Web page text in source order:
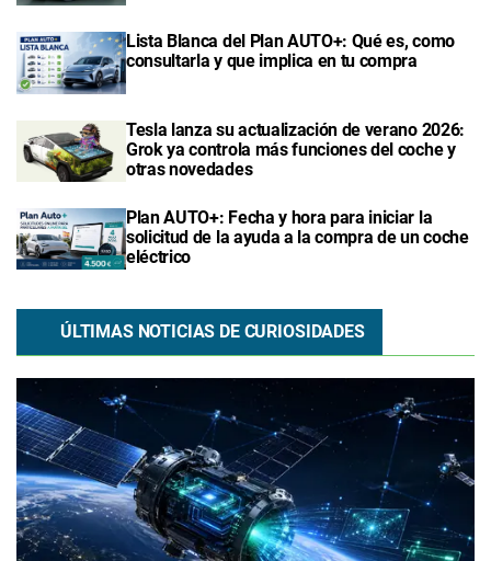
Lista Blanca del Plan AUTO+: Qué es, como
consultarla y que implica en tu compra
Tesla lanza su actualización de verano 2026:
Grok ya controla más funciones del coche y
otras novedades
Plan AUTO+: Fecha y hora para iniciar la
solicitud de la ayuda a la compra de un coche
eléctrico
ÚLTIMAS NOTICIAS DE CURIOSIDADES